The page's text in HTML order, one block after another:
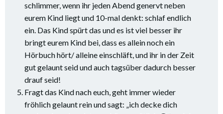
schlimmer, wenn ihr jeden Abend genervt neben
eurem Kind liegt und 10-mal denkt: schlaf endlich
ein. Das Kind spürt das und es ist viel besser ihr
bringt eurem Kind bei, dass es allein noch ein
Hörbuch hört/ alleine einschläft, und ihr in der Zeit
gut gelaunt seid und auch tagsüber dadurch besser
drauf seid!
Fragt das Kind nach euch, geht immer wieder
fröhlich gelaunt rein und sagt: „ich decke dich